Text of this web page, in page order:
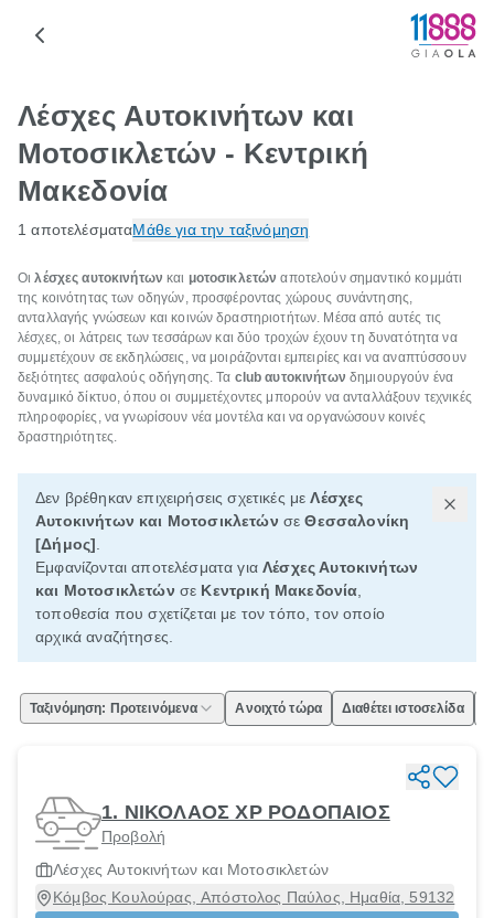
Λέσχες Αυτοκινήτων και
Μοτοσικλετών - Κεντρική
Μακεδονία
1 αποτελέσματαΜάθε για την ταξινόμηση
Οιλέσχες αυτοκινήτων και μοτοσικλετών αποτελούν σημαντικό κομμάτι
της κοινότητας των οδηγών, προσφέροντας χώρους συνάντησης,
ανταλλαγής γνώσεων και κοινών δραστηριοτήτων. Μέσα από αυτές τις
λέσχες, οι λάτρεις των τεσσάρων και δύο τροχών έχουν τη δυνατότητα να
συμμετέχουν σε εκδηλώσεις, να μοιράζονται εμπειρίες και να αναπτύσσουν
δεξιότητες ασφαλούς οδήγησης. Τα club αυτοκινήτων δημιουργούν ένα
δυναμικό δίκτυο, όπου οι συμμετέχοντες μπορούν να ανταλλάξουν τεχνικές
πληροφορίες, να γνωρίσουν νέα μοντέλα και να οργανώσουν κοινές
δραστηριότητες.
Δεν βρέθηκαν επιχειρήσεις σχετικές μεΛέσχες
Αυτοκινήτων και Μοτοσικλετών σεΘεσσαλονίκη
[Δήμος]
Εμφανίζονται αποτελέσματα γιαΛέσχες Αυτοκινήτων
και Μοτοσικλετών σε Κεντρική Μακεδονία
τοποθεσία που σχετίζεται με τον τόπο, τον οποίο
αρχικά αναζήτησες.
Ταξινόμηση: Προτεινόμενα Ανοιχτό τώρα Διαθέτει ιστοσελίδα
1. ΝΙΚΟΛΑΟΣ ΧΡ ΡΟΔΟΠΑΙΟΣ
Προβολή
Λέσχες Αυτοκινήτων και Μοτοσικλετών
Κόμβος Κουλούρας, Απόστολος Παύλος, Ημαθία, 59132